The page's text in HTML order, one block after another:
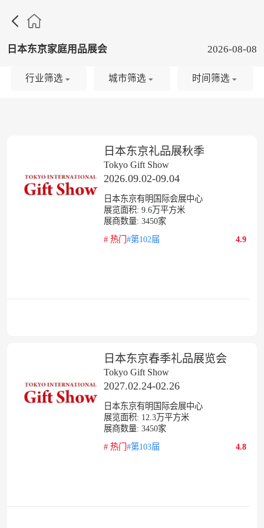

日本东京家庭用品展会 2026-08-08
日本东京礼品展秋季
Tokyo Gift Show
2026.09.02-09.04
日本东京有明国际会展中心
展览面积: 9.6万平方米
展商数量: 3450家
# 热门 #第102届 4.9
日本东京春季礼品展览会
Tokyo Gift Show
2027.02.24-02.26
日本东京有明国际会展中心
展览面积: 12.3万平方米
展商数量: 3450家
# 热门 #第103届 4.8
行业筛选 城市筛选 时间筛选